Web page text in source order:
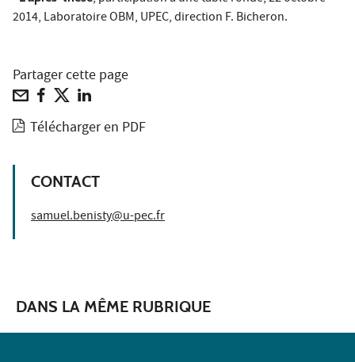
2014, Laboratoire OBM, UPEC, direction F. Bicheron.
Partager cette page
Télécharger en PDF
CONTACT
samuel.benisty@u-pec.fr
DANS LA MÊME RUBRIQUE